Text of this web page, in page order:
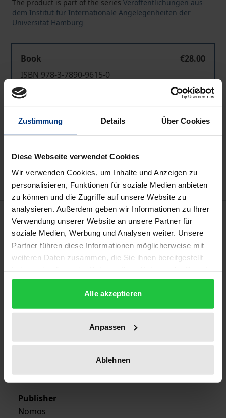
Zustimmung Details Über Cookies
Diese Webseite verwendet Cookies
Wir verwenden Cookies, um Inhalte und Anzeigen zu
personalisieren, Funktionen für soziale Medien anbieten
zu können und die Zugriffe auf unsere Website zu
analysieren. Außerdem geben wir Informationen zu Ihrer
Verwendung unserer Website an unsere Partner für
soziale Medien, Werbung und Analysen weiter. Unsere
Partner führen diese Informationen möglicherweise mit
weiteren Daten zusammen, die Sie ihnen bereitgestellt
gesammelt haben.
Alle akzeptieren
Anpassen
Ablehnen
The product is part of the series Veröffentlichungen aus
dem Institut für Internationale Angelegenheiten der
Universität Hamburg
Book
€28.00
ISBN 978-3-7890-9615-0
Not available
Add to Cart
Delivery cost notice
Bibliographical data
Edition
1
978-3-7890-9615-0
1991
Publisher
Nomos